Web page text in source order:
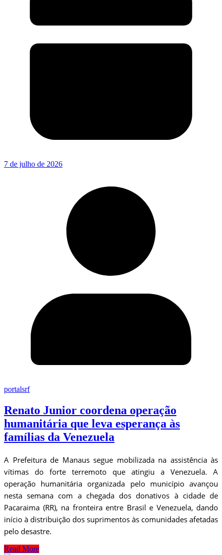
7 de julho de 2026
portalsrf
Renato Junior coordena operação
humanitária que leva esperança às
famílias da Venezuela
A Prefeitura de Manaus segue mobilizada na assistência às
vítimas do forte terremoto que atingiu a Venezuela. A
operação humanitária organizada pelo município avançou
nesta semana com a chegada dos donativos à cidade de
Pacaraima (RR), na fronteira entre Brasil e Venezuela, dando
início à distribuição dos suprimentos às comunidades afetadas
pelo desastre.
Read More